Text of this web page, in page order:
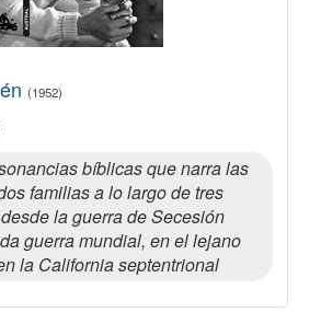
(1952)
bíblicas que narra las
familias a lo largo de tres
la guerra de Secesión
guerra mundial, en el lejano
la California septentrional